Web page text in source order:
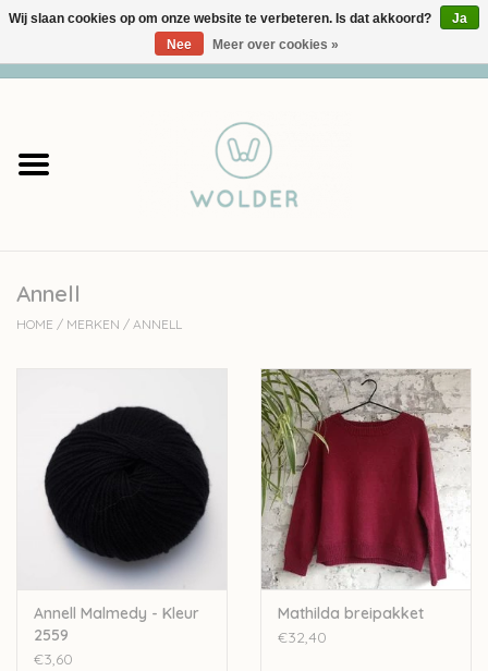
Garens
Accessoires
Cadeaubon
Solden
Over wolder
Annell
HOME / MERKEN / ANNELL
Annell Malmedy - Kleur
2559
€3,60
Mathilda breipakket
€32,40
Wij slaan cookies op om onze website te verbeteren. Is dat akkoord?
Ja
Nee
Meer over cookies »